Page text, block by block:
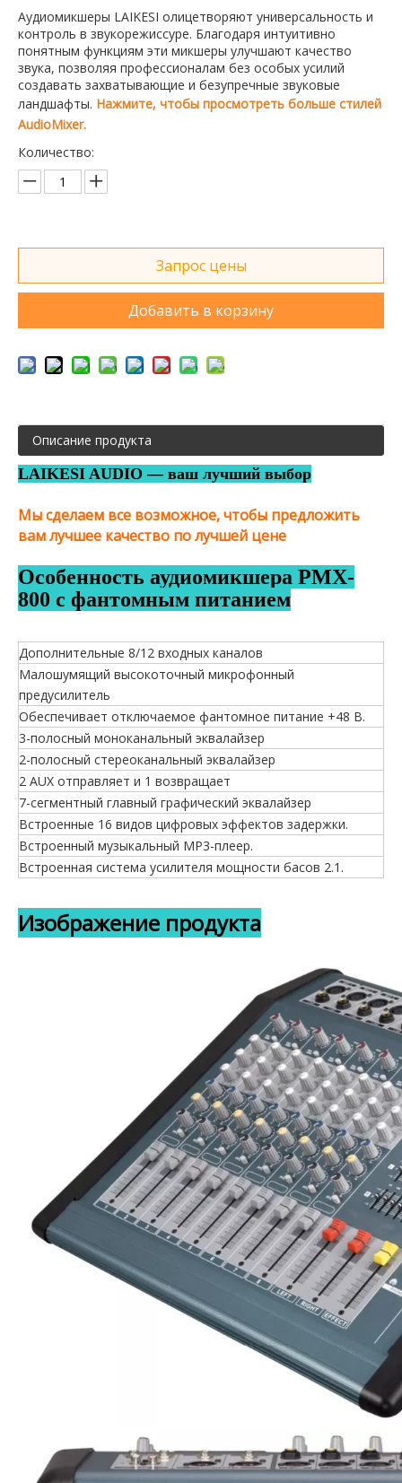
Аудиомикшеры LAIKESI олицетворяют универсальность и
контроль в звукорежиссуре. Благодаря интуитивно
понятным функциям эти микшеры улучшают качество
звука, позволяя профессионалам без особых усилий
создавать захватывающие и безупречные звуковые
ландшафты. Нажмите, чтобы просмотреть больше стилей
AudioMixer.
Количество:
Запрос цены
Добавить в корзину
Описание продукта
LAIKESI AUDIO — ваш лучший выбор
Мы сделаем все возможное, чтобы предложить
вам лучшее качество по лучшей цене
Особенность аудиомикшера PMX-
800 с фантомным питанием
Дополнительные 8/12 входных каналов
Малошумящий высокоточный микрофонный
предусилитель
Обеспечивает отключаемое фантомное питание +48 В.
3-полосный моноканальный эквалайзер
2-полосный стереоканальный эквалайзер
2 AUX отправляет и 1 возвращает
7-сегментный главный графический эквалайзер
Встроенные 16 видов цифровых эффектов задержки.
Встроенный музыкальный MP3-плеер.
Встроенная система усилителя мощности басов 2.1.
Изображение продукта